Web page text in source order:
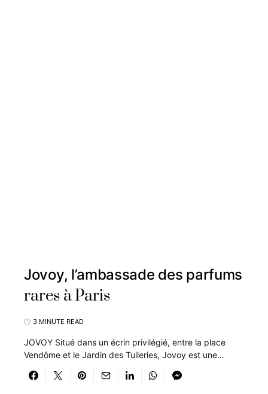
Jovoy, l’ambassade des parfums
rares à Paris
3 MINUTE READ
JOVOY Situé dans un écrin privilégié, entre la place
Vendôme et le Jardin des Tuileries, Jovoy est une…